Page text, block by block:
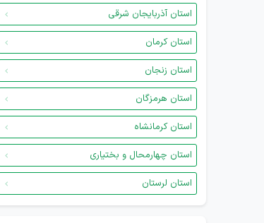
استان آذربایجان شرقی
استان کرمان
استان زنجان
استان هرمزگان
استان کرمانشاه
استان چهارمحال و بختیاری
استان لرستان